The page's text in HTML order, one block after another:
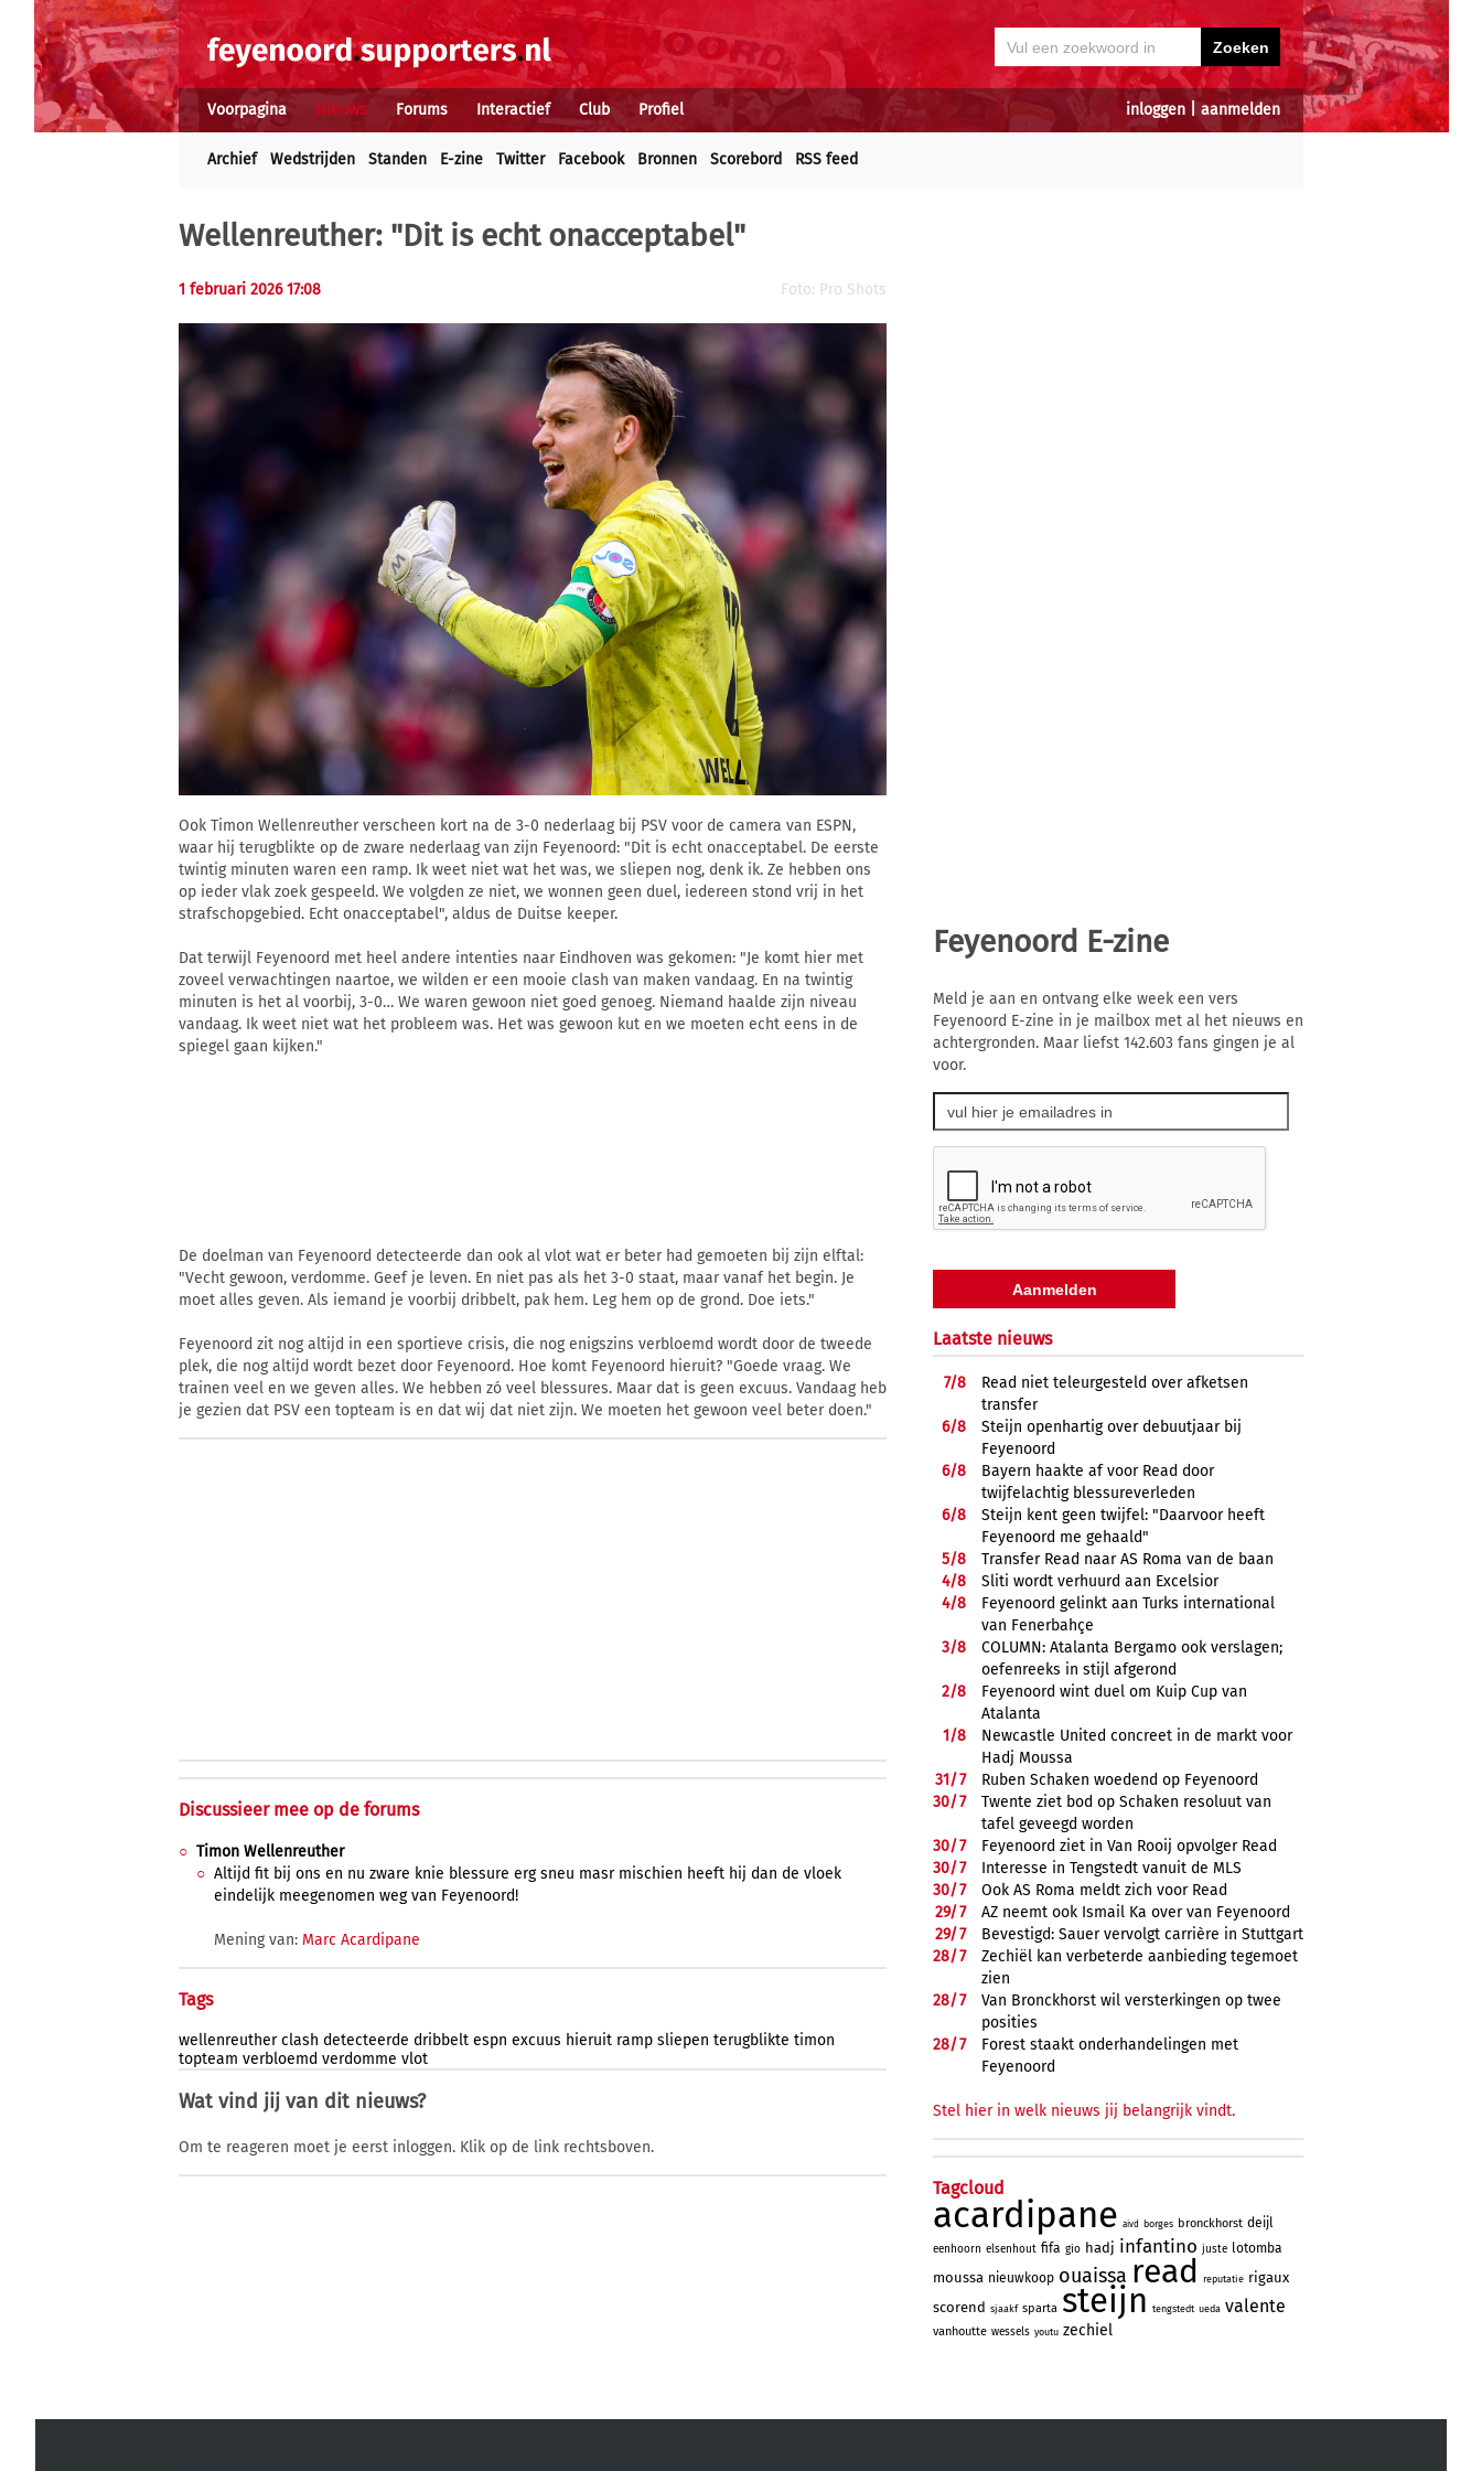
inloggen aanmelden
Voorpagina Nieuws Forums Interactief Club Profiel
Archief Wedstrijden Standen E-zine Twitter Facebook Bronnen Scorebord RSS feed
Wellenreuther: "Dit is echt onacceptabel"
1 februari 2026 17:08 Foto: Pro Shots
Ook Timon Wellenreuther verscheen kort na de 3-0 nederlaag bij PSV voor de camera van ESPN,
waar hij terugblikte op de zware nederlaag van zijn Feyenoord: "Dit is echt onacceptabel. De eerste
twintig minuten waren een ramp. Ik weet niet wat het was, we sliepen nog, denk ik. Ze hebben ons
op ieder vlak zoek gespeeld. We volgden ze niet, we wonnen geen duel, iedereen stond vrij in het
strafschopgebied. Echt onacceptabel", aldus de Duitse keeper.
Dat terwijl Feyenoord met heel andere intenties naar Eindhoven was gekomen: "Je komt hier met
zoveel verwachtingen naartoe, we wilden er een mooie clash van maken vandaag. En na twintig
minuten is het al voorbij, 3-0… We waren gewoon niet goed genoeg. Niemand haalde zijn niveau
vandaag. Ik weet niet wat het probleem was. Het was gewoon kut en we moeten echt eens in de
spiegel gaan kijken."
De doelman van Feyenoord detecteerde dan ook al vlot wat er beter had gemoeten bij zijn elftal:
"Vecht gewoon, verdomme. Geef je leven. En niet pas als het 3-0 staat, maar vanaf het begin. Je
moet alles geven. Als iemand je voorbij dribbelt, pak hem. Leg hem op de grond. Doe iets."
Feyenoord zit nog altijd in een sportieve crisis, die nog enigszins verbloemd wordt door de tweede
plek, die nog altijd wordt bezet door Feyenoord. Hoe komt Feyenoord hieruit? "Goede vraag. We
trainen veel en we geven alles. We hebben zó veel blessures. Maar dat is geen excuus. Vandaag heb
je gezien dat PSV een topteam is en dat wij dat niet zijn. We moeten het gewoon veel beter doen."
Discussieer mee op de forums
Timon Wellenreuther
Altijd fit bij ons en nu zware knie blessure erg sneu masr mischien heeft hij dan de vloek
eindelijk meegenomen weg van Feyenoord!
Mening van: Marc Acardipane
Tags
wellenreuther clash detecteerde dribbelt espn excuus hieruit ramp sliepen terugblikte timon
topteam verbloemd verdomme vlot
Wat vind jij van dit nieuws?
Om te reageren moet je eerst inloggen. Klik op de link rechtsboven.
Feyenoord E-zine
Meld je aan en ontvang elke week een vers
Feyenoord E-zine in je mailbox met al het nieuws en
achtergronden. Maar liefst 142.603 fans gingen je al
voor.
Laatste nieuws
7/8
Read niet teleurgesteld over afketsen
transfer
6/8
Steijn openhartig over debuutjaar bij
Feyenoord
6/8
Bayern haakte af voor Read door
twijfelachtig blessureverleden
6/8
Steijn kent geen twijfel: "Daarvoor heeft
Feyenoord me gehaald"
5/8
Transfer Read naar AS Roma van de baan
4/8
Sliti wordt verhuurd aan Excelsior
4/8
Feyenoord gelinkt aan Turks international
van Fenerbahçe
3/8
COLUMN: Atalanta Bergamo ook verslagen;
oefenreeks in stijl afgerond
2/8
Feyenoord wint duel om Kuip Cup van
Atalanta
1/8
Newcastle United concreet in de markt voor
Hadj Moussa
31/7
Ruben Schaken woedend op Feyenoord
30/7
Twente ziet bod op Schaken resoluut van
tafel geveegd worden
30/7
Feyenoord ziet in Van Rooij opvolger Read
30/7
Interesse in Tengstedt vanuit de MLS
30/7
Ook AS Roma meldt zich voor Read
29/7
AZ neemt ook Ismail Ka over van Feyenoord
29/7
Bevestigd: Sauer vervolgt carrière in Stuttgart
28/7
Zechiël kan verbeterde aanbieding tegemoet
zien
28/7
Van Bronckhorst wil versterkingen op twee
posities
28/7
Forest staakt onderhandelingen met
Feyenoord
Stel hier in welk nieuws jij belangrijk vindt.
Tagcloud
acardipane aivd borges bronckhorst deijl
eenhoorn elsenhout fifa gio hadj infantino juste lotomba
moussa nieuwkoop ouaissa read reputatie rigaux
scorend sjaakf sparta steijn tengstedt ueda valente
vanhoutte wessels youtu zechiel